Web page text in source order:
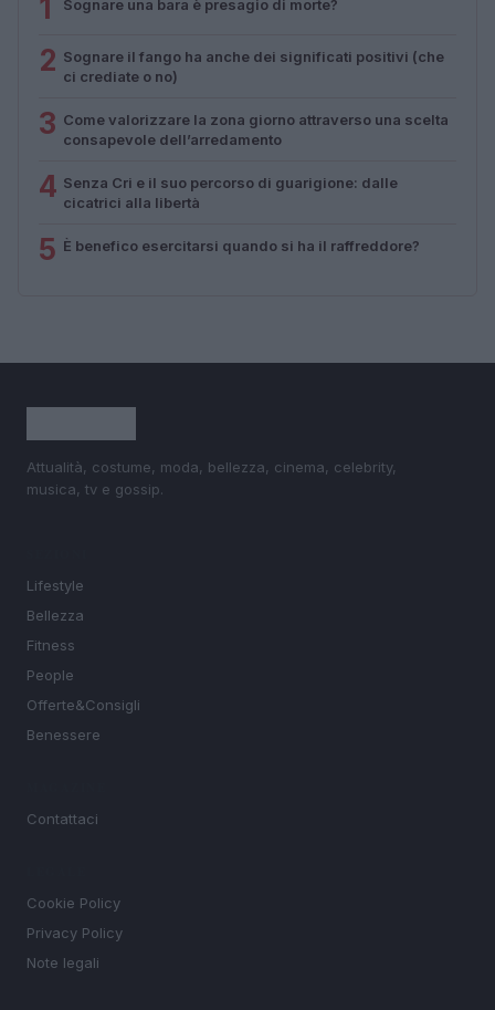
1 Sognare una bara è presagio di morte?
2 Sognare il fango ha anche dei significati positivi (che
ci crediate o no)
3 Come valorizzare la zona giorno attraverso una scelta
consapevole dell’arredamento
4 Senza Cri e il suo percorso di guarigione: dalle
cicatrici alla libertà
5 È benefico esercitarsi quando si ha il raffreddore?
Attualità, costume, moda, bellezza, cinema, celebrity,
musica, tv e gossip.
Lifestyle
Bellezza
Fitness
People
Offerte&Consigli
Benessere
Contattaci
Cookie Policy
Privacy Policy
Note legali